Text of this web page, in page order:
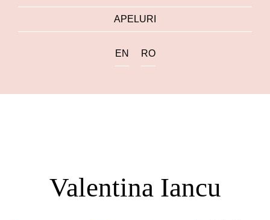
APELURI
EN RO
Valentina Iancu